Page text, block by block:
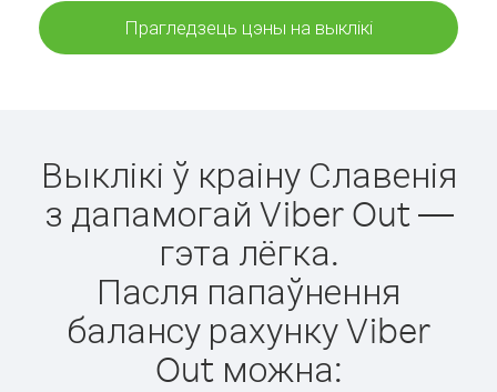
Прагледзець цэны на выклікі
Выклікі ў краіну Славенія
з дапамогай Viber Out —
гэта лёгка.
Пасля папаўнення
балансу рахунку Viber
Out можна: